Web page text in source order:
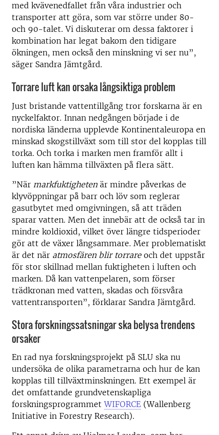
med kvävenedfallet från våra industrier och
transporter att göra, som var större under 80-
och 90-talet. Vi diskuterar om dessa faktorer i
kombination har legat bakom den tidigare
ökningen, men också den minskning vi ser nu”,
säger Sandra Jämtgård.
Torrare luft kan orsaka långsiktiga problem
Just bristande vattentillgång tror forskarna är en
nyckelfaktor. Innan nedgången började i de
nordiska länderna upplevde Kontinentaleuropa en
minskad skogstillväxt som till stor del kopplas till
torka. Och torka i marken men framför allt i
luften kan hämma tillväxten på flera sätt.
”När markfuktighetenär mindre påverkas de
klyvöppningar på barr och löv som reglerar
gasutbytet med omgivningen, så att träden
sparar vatten. Men det innebär att de också tar in
mindre koldioxid, vilket över längre tidsperioder
gör att de växer långsammare. Mer problematiskt
är det när atmosfären blir torrareoch det uppstår
för stor skillnad mellan fuktigheten i luften och
marken. Då kan vattenpelaren, som förser
trädkronan med vatten, skadas och försvåra
vattentransporten”, förklarar Sandra Jämtgård.
Stora forskningssatsningar ska belysa trendens
orsaker
En rad nya forskningsprojekt på SLU ska nu
undersöka de olika parametrarna och hur de kan
kopplas till tillväxtminskningen. Ett exempel är
det omfattande grundvetenskapliga
forskningsprogrammetWIFORCE (Wallenberg
Initiative in Forestry Research).